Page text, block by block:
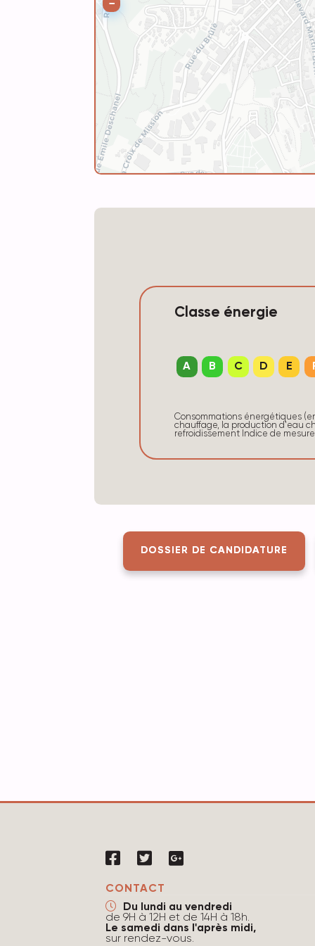
−
Classe énergie
A B C D E
Consommations énergétiques
chauffage, la production d'eau
refroidissement Indice de
DOSSIER DE CANDIDATURE
CONTACT
Du lundi au vendredi
de 9H à 12H et de 14H à 18h.
Le samedi dans l'après midi,
sur rendez-vous.